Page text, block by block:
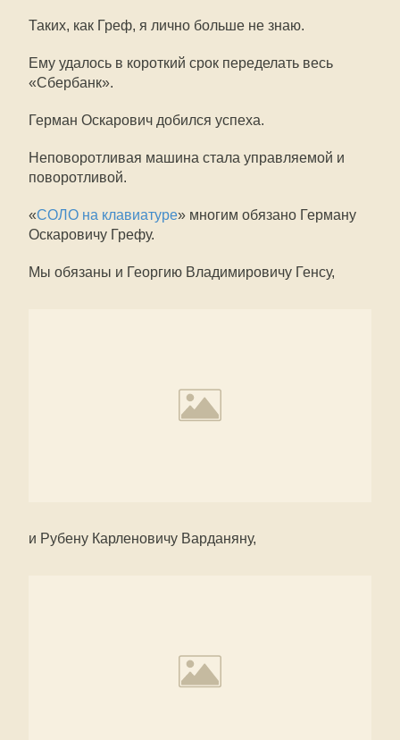
Таких, как Греф, я лично больше не знаю.
Ему удалось в короткий срок переделать весь
«Сбербанк».
Герман Оскарович добился успеха.
Неповоротливая машина стала управляемой и
поворотливой.
«СОЛО на клавиатуре» многим обязано Герману
Оскаровичу Грефу.
Мы обязаны и Георгию Владимировичу Генсу,
и Рубену Карленовичу Варданяну,